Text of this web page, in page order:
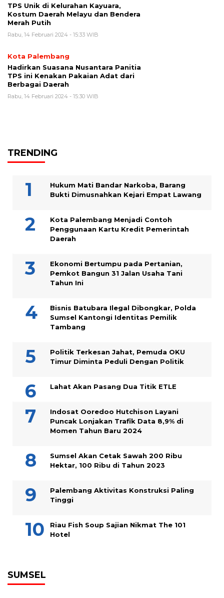
TPS Unik di Kelurahan Kayuara,
Kostum Daerah Melayu dan Bendera
Merah Putih
Rabu, 14 Februari 2024 - 15:33 WIB
Kota Palembang
Hadirkan Suasana Nusantara Panitia
TPS ini Kenakan Pakaian Adat dari
Berbagai Daerah
Rabu, 14 Februari 2024 - 15:30 WIB
TRENDING
Hukum Mati Bandar Narkoba, Barang
Bukti Dimusnahkan Kejari Empat Lawang
Kota Palembang Menjadi Contoh
Penggunaan Kartu Kredit Pemerintah
Daerah
Ekonomi Bertumpu pada Pertanian,
Pemkot Bangun 31 Jalan Usaha Tani
Tahun Ini
Bisnis Batubara Ilegal Dibongkar, Polda
Sumsel Kantongi Identitas Pemilik
Tambang
Politik Terkesan Jahat, Pemuda OKU
Timur Diminta Peduli Dengan Politik
Lahat Akan Pasang Dua Titik ETLE
Indosat Ooredoo Hutchison Layani
Puncak Lonjakan Trafik Data 8,9% di
Momen Tahun Baru 2024
Sumsel Akan Cetak Sawah 200 Ribu
Hektar, 100 Ribu di Tahun 2023
Palembang Aktivitas Konstruksi Paling
Tinggi
Riau Fish Soup Sajian Nikmat The 101
Hotel
SUMSEL